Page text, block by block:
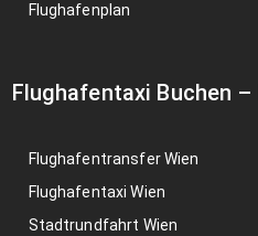
Flughafenplan
Flughafentaxi Buchen –
Flughafentransfer Wien
Flughafentaxi Wien
Stadtrundfahrt Wien